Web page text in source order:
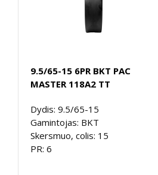
9.5/65-15 6PR BKT PAC
MASTER 118A2 TT
Dydis: 9.5/65-15
Gamintojas: BKT
Skersmuo, colis: 15
PR: 6